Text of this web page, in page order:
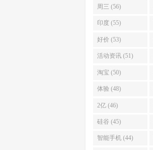
周三 (56)
印度 (55)
好价 (53)
活动资讯 (51)
淘宝 (50)
体验 (48)
2亿 (46)
硅谷 (45)
智能手机 (44)